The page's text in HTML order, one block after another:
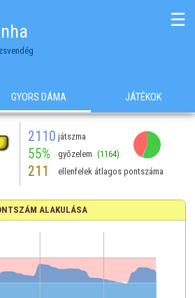
☰
GYORS DÁMA JÁTÉKOK
2110 játszma
55% győzelem (1164)
211 ellenfelek átlagos pontszáma
ALAKULÁSA